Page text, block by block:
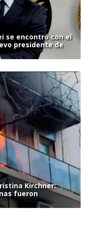
se encontró con el
presidente de
Kirchner:
fueron